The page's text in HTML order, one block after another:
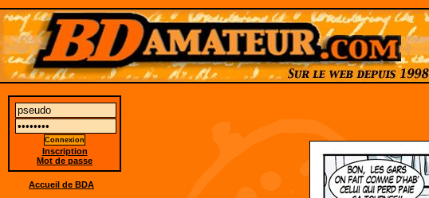
Inscription
Mot de passe
Accueil de BDA